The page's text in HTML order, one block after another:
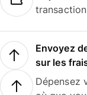
Envoyez
sur les
Dépensez